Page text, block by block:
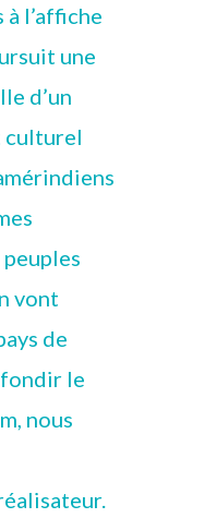
l’affiche
une
d’un
culturel
vont
de
le
nous